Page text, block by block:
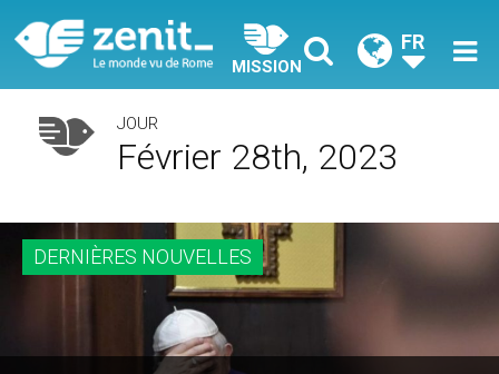
MISSION
FR
JOUR
Février 28th, 2023
DERNIÈRES NOUVELLES